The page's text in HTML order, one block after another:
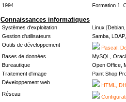
1994
Formation 1.
Connaissances informatiques
Systèmes d'exploitation
Linux
Gestion d'utilisateurs
Samba,
Outils de développement
Pascal,
Bases de données
MySQL,
Bureautique
Open Office,
Traitement d'image
Paint Shop
Développement web
HTML,
Réseau